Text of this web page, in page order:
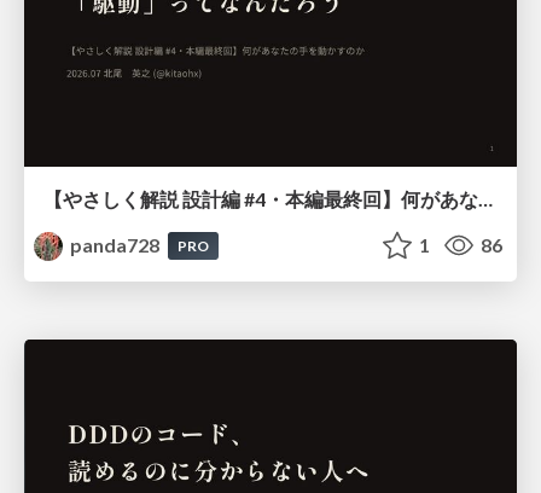
panda728
PRO 1 86